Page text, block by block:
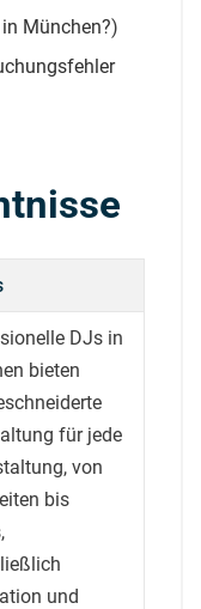
München?)
DJs in
bieten
für jede
von
bis
und